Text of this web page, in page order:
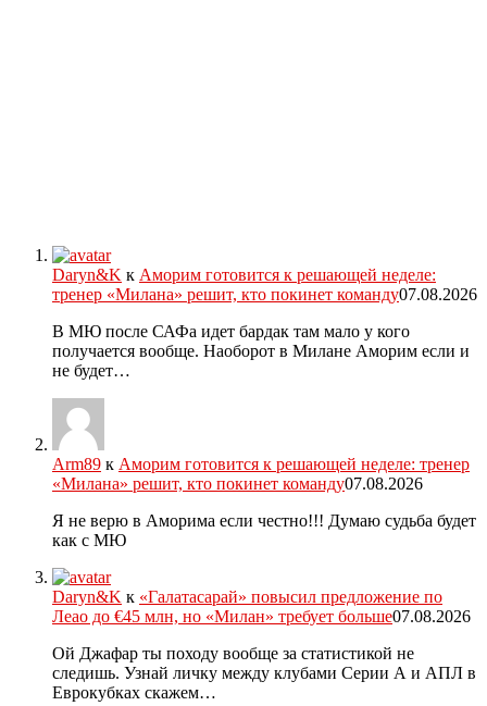
Daryn&K к Аморим готовится к решающей неделе:
тренер «Милана» решит, кто покинет команду07.08.2026
В МЮ после САФа идет бардак там мало у кого
получается вообще. Наоборот в Милане Аморим если и
не будет…
Arm89 к Аморим готовится к решающей неделе: тренер
«Милана» решит, кто покинет команду07.08.2026
Я не верю в Аморима если честно!!! Думаю судьба будет
как с МЮ
Daryn&K к «Галатасарай» повысил предложение по
Леао до €45 млн, но «Милан» требует больше07.08.2026
Ой Джафар ты походу вообще за статистикой не
следишь. Узнай личку между клубами Серии А и АПЛ в
Еврокубках скажем…